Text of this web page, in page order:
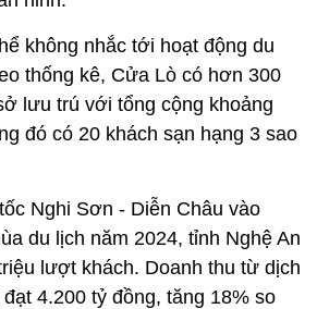
không nhắc tới hoạt động du
thống kê, Cửa Lò có hơn 300
lưu trú với tổng cộng khoảng
đó có 20 khách sạn hạng 3 sao
Nghi Sơn - Diễn Châu vào
du lịch năm 2024, tỉnh Nghệ An
lượt khách. Doanh thu từ dịch
4.200 tỷ đồng, tăng 18% so